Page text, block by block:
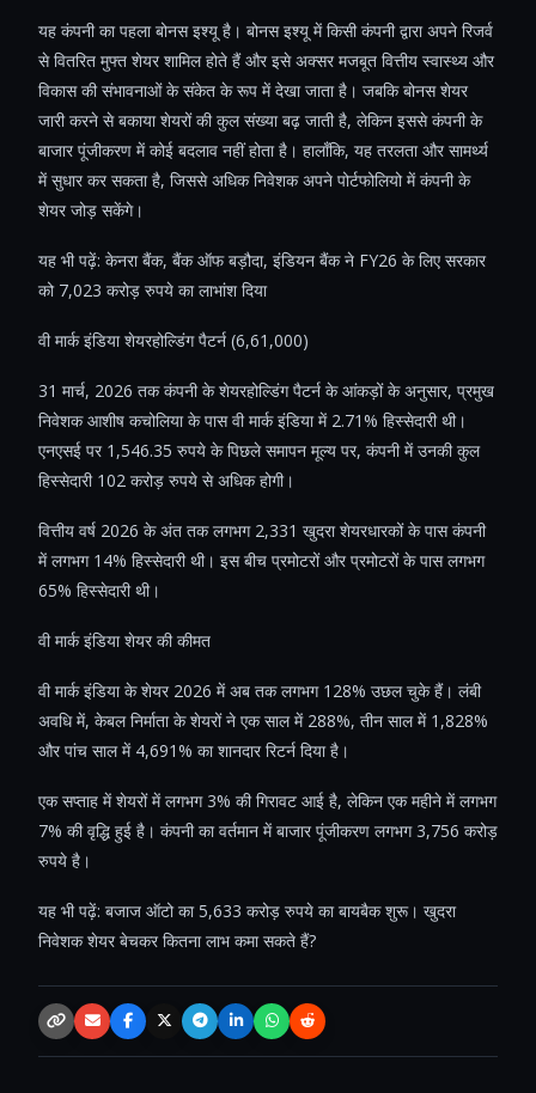
यह कंपनी का पहला बोनस इश्यू है। बोनस इश्यू में किसी कंपनी द्वारा अपने रिजर्व
से वितरित मुफ्त शेयर शामिल होते हैं और इसे अक्सर मजबूत वित्तीय स्वास्थ्य और
विकास की संभावनाओं के संकेत के रूप में देखा जाता है। जबकि बोनस शेयर
जारी करने से बकाया शेयरों की कुल संख्या बढ़ जाती है, लेकिन इससे कंपनी के
बाजार पूंजीकरण में कोई बदलाव नहीं होता है। हालाँकि, यह तरलता और सामर्थ्य
में सुधार कर सकता है, जिससे अधिक निवेशक अपने पोर्टफोलियो में कंपनी के
शेयर जोड़ सकेंगे।
यह भी पढ़ें: केनरा बैंक, बैंक ऑफ बड़ौदा, इंडियन बैंक ने FY26 के लिए सरकार
को 7,023 करोड़ रुपये का लाभांश दिया
वी मार्क इंडिया शेयरहोल्डिंग पैटर्न (6,61,000)
31 मार्च, 2026 तक कंपनी के शेयरहोल्डिंग पैटर्न के आंकड़ों के अनुसार, प्रमुख
निवेशक आशीष कचोलिया के पास वी मार्क इंडिया में 2.71% हिस्सेदारी थी।
एनएसई पर 1,546.35 रुपये के पिछले समापन मूल्य पर, कंपनी में उनकी कुल
हिस्सेदारी 102 करोड़ रुपये से अधिक होगी।
वित्तीय वर्ष 2026 के अंत तक लगभग 2,331 खुदरा शेयरधारकों के पास कंपनी
में लगभग 14% हिस्सेदारी थी। इस बीच प्रमोटरों और प्रमोटरों के पास लगभग
65% हिस्सेदारी थी।
वी मार्क इंडिया शेयर की कीमत
वी मार्क इंडिया के शेयर 2026 में अब तक लगभग 128% उछल चुके हैं। लंबी
अवधि में, केबल निर्माता के शेयरों ने एक साल में 288%, तीन साल में 1,828%
और पांच साल में 4,691% का शानदार रिटर्न दिया है।
एक सप्ताह में शेयरों में लगभग 3% की गिरावट आई है, लेकिन एक महीने में लगभग
7% की वृद्धि हुई है। कंपनी का वर्तमान में बाजार पूंजीकरण लगभग 3,756 करोड़
रुपये है।
यह भी पढ़ें: बजाज ऑटो का 5,633 करोड़ रुपये का बायबैक शुरू। खुदरा
निवेशक शेयर बेचकर कितना लाभ कमा सकते हैं?
Copy link
EmailFacebookX / TwitterTelegramLinkedInWhatsApp
Reddit